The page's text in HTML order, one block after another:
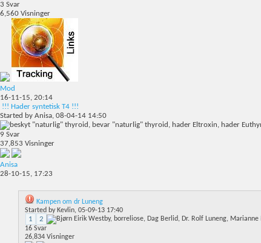
3 Svar
6,560 Visninger
Mod
16-11-15, 20:14
!!! Hader syntetisk T4 !!!
Started by Anisa, 08-04-14 14:50
9 Svar
37,853 Visninger
Anisa
28-10-15, 17:23
Kampen om dr Luneng
Started by Kevlin, 05-09-13 17:40
1 2
16 Svar
26,834 Visninger